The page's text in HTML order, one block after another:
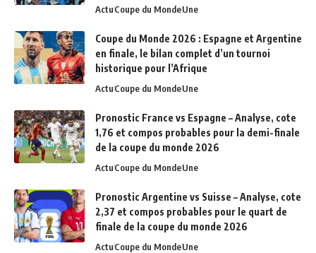
ActuCoupe du MondeUne
Coupe du Monde 2026 : Espagne et Argentine
en finale, le bilan complet d’un tournoi
historique pour l’Afrique
ActuCoupe du MondeUne
Pronostic France vs Espagne – Analyse, cote
1,76 et compos probables pour la demi-finale
de la coupe du monde 2026
ActuCoupe du MondeUne
Pronostic Argentine vs Suisse – Analyse, cote
2,37 et compos probables pour le quart de
finale de la coupe du monde 2026
ActuCoupe du MondeUne